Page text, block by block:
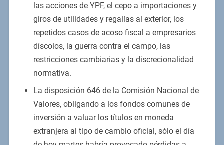
las acciones de YPF, el cepo a importaciones y
giros de utilidades y regalías al exterior, los
repetidos casos de acoso fiscal a empresarios
díscolos, la guerra contra el campo, las
restricciones cambiarias y la discrecionalidad
normativa.
La disposición 646 de la Comisión Nacional de
Valores, obligando a los fondos comunes de
inversión a valuar los títulos en moneda
extranjera al tipo de cambio oficial, sólo el día